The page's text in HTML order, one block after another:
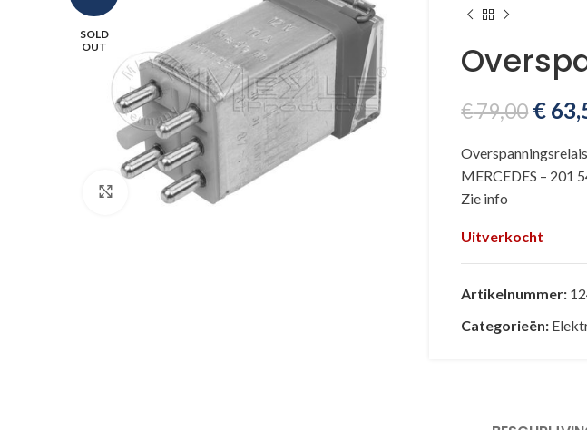
SOLD
OUT
Klik voor vergroting
€79,00 €
MERCEDES – 201
Zie info
Uitverkocht
Artikelnummer:
Categorieën: